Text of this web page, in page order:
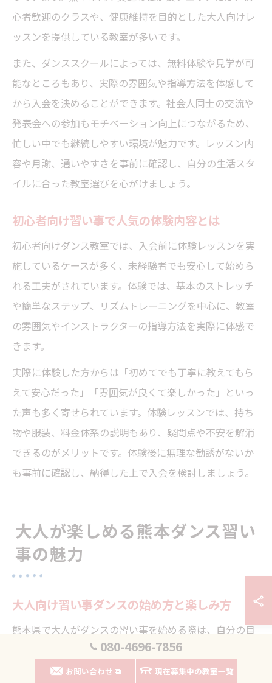
心者歓迎のクラスや、健康維持を目的とした大人向けレ
ッスンを提供している教室が多いです。
また、ダンススクールによっては、無料体験や見学が可
能なところもあり、実際の雰囲気や指導方法を体感して
から入会を決めることができます。社会人同士の交流や
発表会への参加もモチベーション向上につながるため、
忙しい中でも継続しやすい環境が魅力です。レッスン内
容や月謝、通いやすさを事前に確認し、自分の生活スタ
イルに合った教室選びを心がけましょう。
初心者向け習い事で人気の体験内容とは
初心者向けダンス教室では、入会前に体験レッスンを実
施しているケースが多く、未経験者でも安心して始めら
れる工夫がされています。体験では、基本のストレッチ
や簡単なステップ、リズムトレーニングを中心に、教室
の雰囲気やインストラクターの指導方法を実際に体感で
きます。
実際に体験した方からは「初めてでも丁寧に教えてもら
えて安心だった」「雰囲気が良くて楽しかった」といっ
た声も多く寄せられています。体験レッスンでは、持ち
物や服装、料金体系の説明もあり、疑問点や不安を解消
できるのがメリットです。体験後に無理な勧誘がないか
も事前に確認し、納得した上で入会を検討しましょう。
大人が楽しめる熊本ダンス習い
事の魅力
大人向け習い事ダンスの始め方と楽しみ方
熊本県で大人がダンスの習い事を始める際は、自分の目
的や生活スタイルに合った教室選びが重要です。ダンス
のジャンルはヒップホップ、K-POP、ジャズなど多彩
080-4696-7856
お問い合わせ 現在募集中の教室一覧